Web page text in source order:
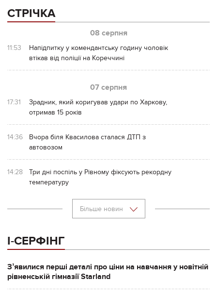
СТРІЧКА
08 серпня
11:53
Напідпитку у комендантську годину чоловік
втікав від поліції на Кореччині
07 серпня
17:31
Зрадник, який коригував удари по Харкову,
отримав 15 років
14:36
Вчора біля Квасилова сталася ДТП з
автовозом
14:28
Три дні поспіль у Рівному фіксують рекордну
температуру
Більше новин
І-СЕРФІНГ
Зʼявилися перші деталі про ціни на навчання у новітній
рівненській гімназії Starland